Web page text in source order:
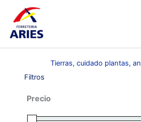
contenido
Tierras, cuidado plantas,
Filtros
Precio